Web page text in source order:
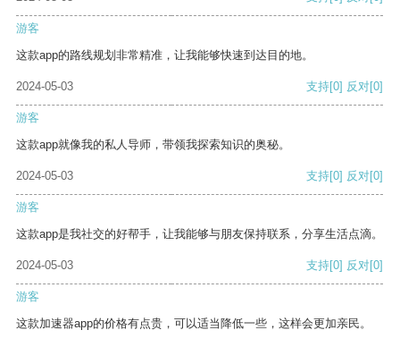
游客
这款app的路线规划非常精准，让我能够快速到达目的地。
2024-05-03 支持[0] 反对[0]
游客
这款app就像我的私人导师，带领我探索知识的奥秘。
2024-05-03 支持[0] 反对[0]
游客
这款app是我社交的好帮手，让我能够与朋友保持联系，分享生活点滴。
2024-05-03 支持[0] 反对[0]
游客
这款加速器app的价格有点贵，可以适当降低一些，这样会更加亲民。